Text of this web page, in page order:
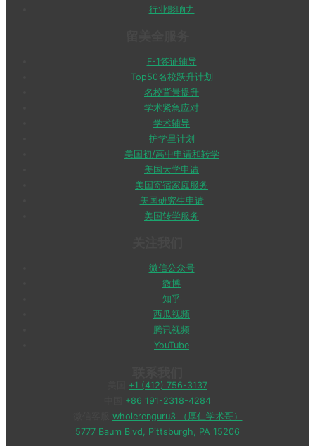
行业影响力
F-1签证辅导
Top50名校跃升计划
名校背景提升
学术紧急应对
学术辅导
护学星计划
美国初/高中申请和转学
美国大学申请
美国寄宿家庭服务
美国研究生申请
美国转学服务
微信公众号
微博
知乎
西瓜视频
腾讯视频
YouTube
+1 (412) 756-3137
+86 191-2318-4284
wholerenguru3 （厚仁学术哥）
5777 Baum Blvd, Pittsburgh, PA 15206